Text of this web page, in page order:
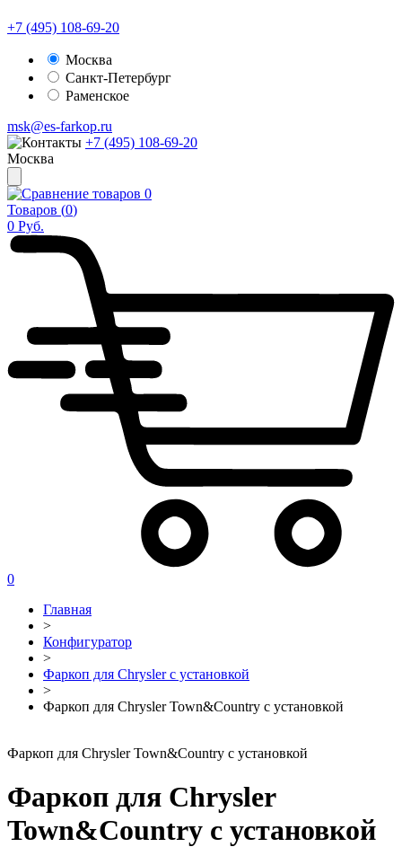
+7 (495) 108-69-20
Москва
Санкт-Петербург
Раменское
msk@es-farkop.ru
+7 (495) 108-69-20
Москва
0
Товаров (0)
0 Руб.
0
Главная
>
Конфигуратор
>
Фаркоп для Chrysler с установкой
>
Фаркоп для Chrysler Town&Country с установкой
Фаркоп для Chrysler Town&Country с установкой
Фаркоп для Chrysler
Town&Country с установкой